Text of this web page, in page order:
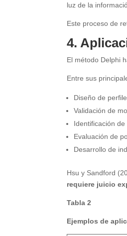
luz de la
Este proceso de
4.
El método Delphi
Entre sus
Diseño de
Validación de
Identificación
Evaluación de
Desarrollo de
Hsu y Sandford
requiere juicio
Tabla 2
Ejemplos de